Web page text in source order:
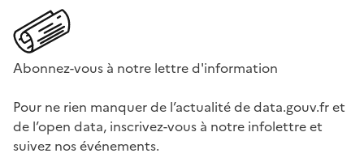
Abonnez-vous à notre lettre d'information
Pour ne rien manquer de l’actualité de data.gouv.fr et
de l’open data, inscrivez-vous à notre infolettre et
suivez nos événements.